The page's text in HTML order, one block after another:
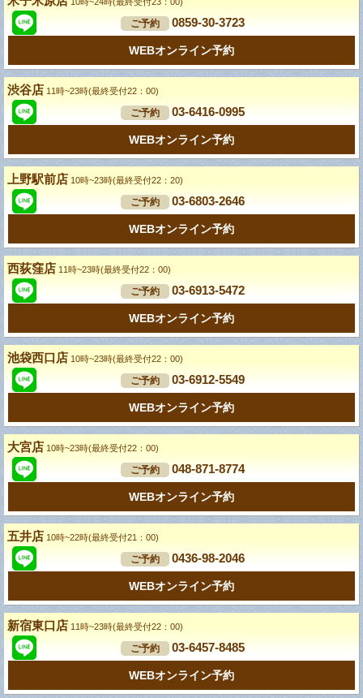
ご予約 0859-30-3723
WEBオンライン予約
渋谷店 11時~23時(最終受付22：00)
ご予約 03-6416-0995
WEBオンライン予約
上野駅前店 10時~23時(最終受付22：20)
ご予約 03-6803-2646
WEBオンライン予約
西荻窪店 11時~23時(最終受付22：00)
ご予約 03-6913-5472
WEBオンライン予約
池袋西口店 10時~23時(最終受付22：00)
ご予約 03-6912-5549
WEBオンライン予約
大宮店 10時~23時(最終受付22：00)
ご予約 048-871-8774
WEBオンライン予約
五井店 10時~22時(最終受付21：00)
ご予約 0436-98-2046
WEBオンライン予約
新宿東口店 11時~23時(最終受付22：00)
ご予約 03-6457-8485
WEBオンライン予約